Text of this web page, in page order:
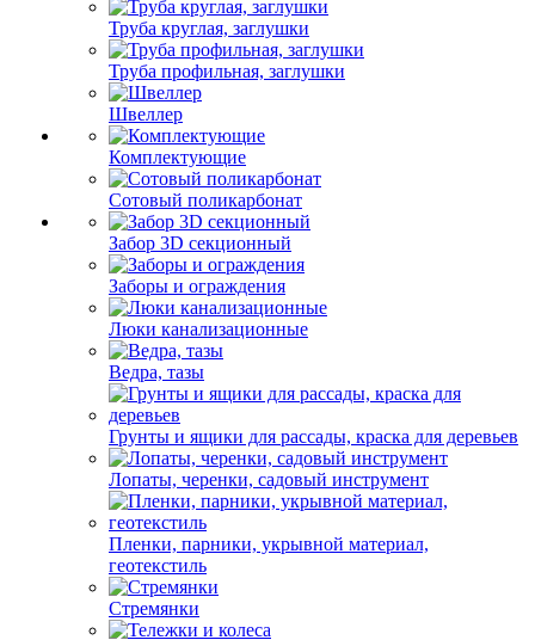
Труба круглая, заглушки
Труба профильная, заглушки
Швеллер
Комплектующие
Сотовый поликарбонат
Забор 3D секционный
Заборы и ограждения
Люки канализационные
Ведра, тазы
Грунты и ящики для рассады, краска для деревьев
Лопаты, черенки, садовый инструмент
Пленки, парники, укрывной материал,
геотекстиль
Стремянки